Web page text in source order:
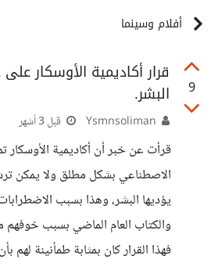
أفلام وسينما
9
قرار أكاديمية الأوسكار
البشر.
قبل 3 أشهر
قرأت عن خبر أن أكاديمية الأوسكار
الاصطناعي بشكل مطلق ولا يمكن
يؤديها البشر، وهذا بسبب
والكتاب العام الماضي بسبب خوفهم
فهذا القرار كان بمثابة طمأنينة لهم